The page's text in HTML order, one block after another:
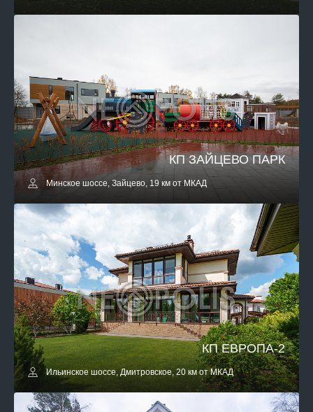
КП ЗАЙЦЕВО ПАРК
Минское шоссе, Зайцево, 19 км от МКАД
КП ЕВРОПА-2
Ильинское шоссе, Дмитровское, 20 км от МКАД